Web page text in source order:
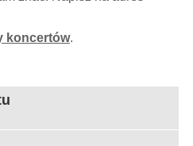
koncertów.